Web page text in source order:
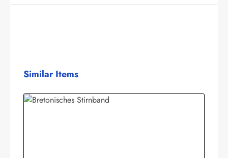
Produktgalerie überspringen
Similar Items